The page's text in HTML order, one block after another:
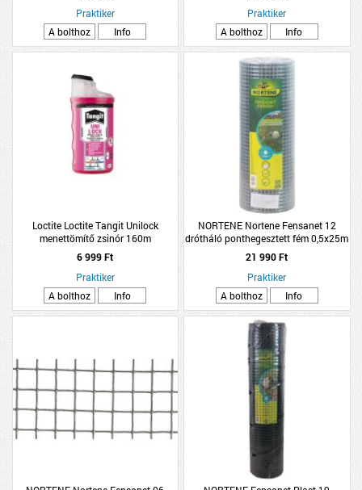
Praktiker
A bolthoz
Info
Praktiker
A bolthoz
Info
Loctite Loctite Tangit Unilock
menettömítő zsinór 160m
6 999 Ft
Praktiker
A bolthoz
Info
NORTENE Nortene Fensanet 12
drótháló ponthegesztett fém 0,5x25m
ezüst
21 990 Ft
Praktiker
A bolthoz
Info